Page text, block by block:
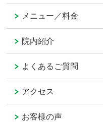
メニュー／料金
院内紹介
よくあるご質問
アクセス
お客様の声